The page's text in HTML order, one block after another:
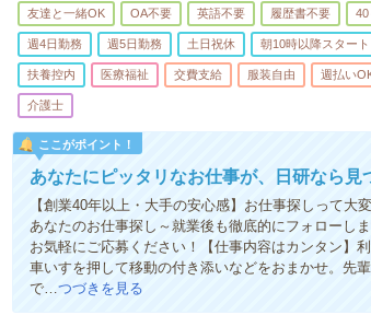
友達と一緒OK OA不要 英語不要 履歴書不要 40
週4日勤務 週5日勤務 土日祝休 朝10時以降スタート
扶養控内 医療福祉 交費支給 服装自由 週払い
介護士
ここがポイント！
あなたにピッタリなお仕事が、日研なら見
【創業40年以上・大手の安心感】お仕事探しって
あなたのお仕事探し～就業後も徹底的にフォローし
お気軽にご応募ください！【仕事内容はカンタン】
車いすを押して移動の付き添いなどをおまかせ。先
で…つづきを見る